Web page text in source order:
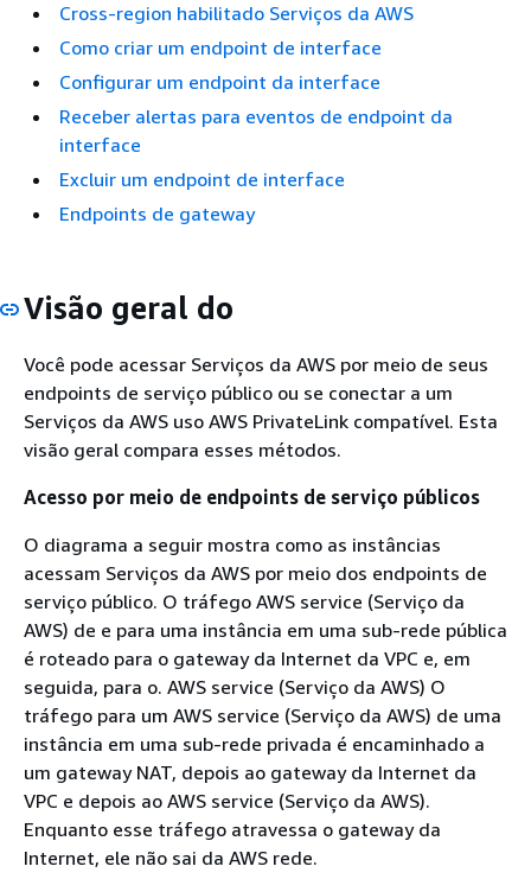
Cross-region habilitado Serviços da AWS
Como criar um endpoint de interface
Configurar um endpoint da interface
Receber alertas para eventos de endpoint da
interface
Excluir um endpoint de interface
Endpoints de gateway
Visão geral do
Você pode acessar Serviços da AWS por meio de seus
endpoints de serviço público ou se conectar a um
Serviços da AWS uso AWS PrivateLink compatível. Esta
visão geral compara esses métodos.
Acesso por meio de endpoints de serviço públicos
O diagrama a seguir mostra como as instâncias
acessam Serviços da AWS por meio dos endpoints de
serviço público. O tráfego AWS service (Serviço da
AWS) de e para uma instância em uma sub-rede pública
é roteado para o gateway da Internet da VPC e, em
seguida, para o. AWS service (Serviço da AWS) O
tráfego para um AWS service (Serviço da AWS) de uma
instância em uma sub-rede privada é encaminhado a
um gateway NAT, depois ao gateway da Internet da
VPC e depois ao AWS service (Serviço da AWS).
Enquanto esse tráfego atravessa o gateway da
Internet, ele não sai da AWS rede.